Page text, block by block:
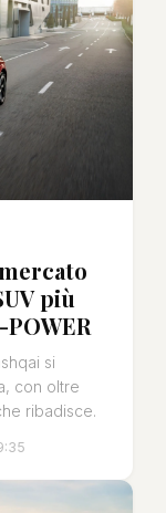
più
si
con oltre
ribadisce.